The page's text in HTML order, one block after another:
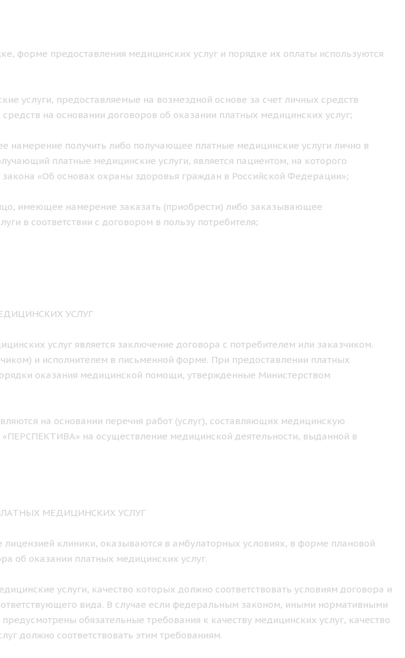
форме предоставления медицинских услуг и порядке их оплаты используются
услуги, предоставляемые на возмездной основе за счет личных средств
на основании договоров об оказании платных медицинских услуг;
намерение получить либо получающее платные медицинские услуги лично в
платные медицинские услуги, является пациентом, на которого
«Об основах охраны здоровья граждан в Российской Федерации»;
имеющее намерение заказать (приобрести) либо заказывающее
в соответствии с договором в пользу потребителя;
УСЛУГ
услуг является заключение договора с потребителем или заказчиком.
и исполнителем в письменной форме. При предоставлении платных
оказания медицинской помощи, утвержденные Министерством
на основании перечня работ (услуг), составляющих медицинскую
на осуществление медицинской деятельности, выданной в
МЕДИЦИНСКИХ УСЛУГ
клиники, оказываются в амбулаторных условиях, в форме плановой
об оказании платных медицинских услуг.
услуги, качество которых должно соответствовать условиям договора и
вида. В случае если федеральным законом, иными нормативными
обязательные требования к качеству медицинских услуг, качество
должно соответствовать этим требованиям.